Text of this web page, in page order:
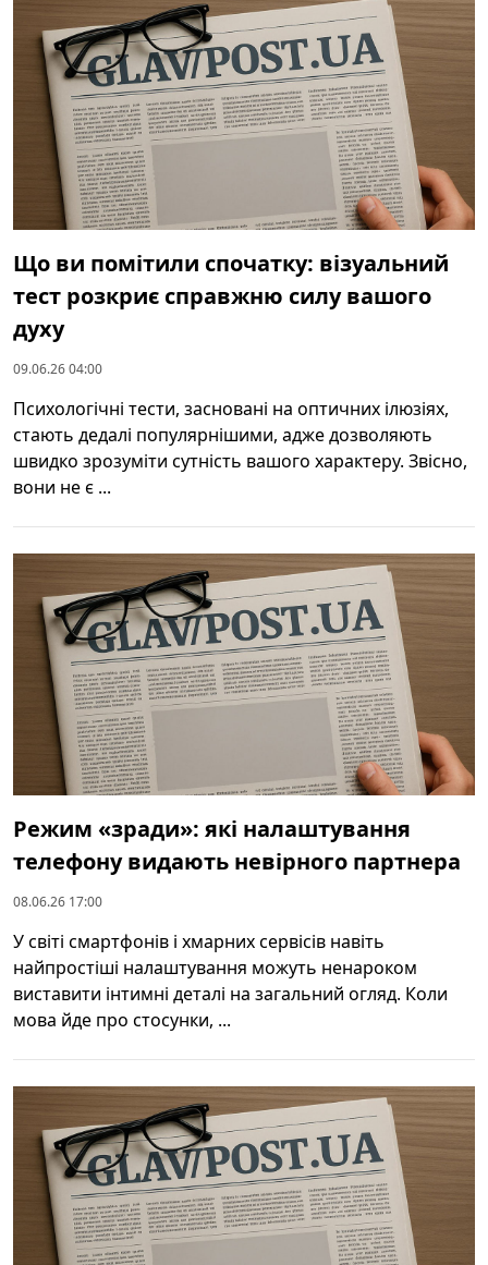
Що ви помітили спочатку: візуальний
тест розкриє справжню силу вашого
духу
09.06.26 04:00
Психологічні тести, засновані на оптичних ілюзіях,
стають дедалі популярнішими, адже дозволяють
швидко зрозуміти сутність вашого характеру. Звісно,
вони не є ...
Режим «зради»: які налаштування
телефону видають невірного партнера
08.06.26 17:00
У світі смартфонів і хмарних сервісів навіть
найпростіші налаштування можуть ненароком
виставити інтимні деталі на загальний огляд. Коли
мова йде про стосунки, ...